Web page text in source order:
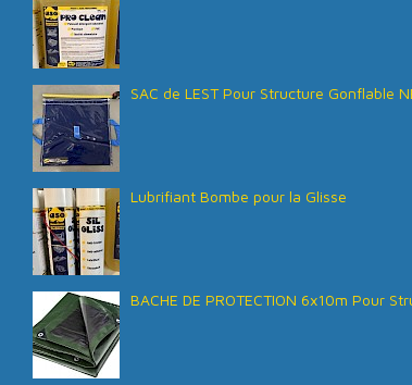
SAC de LEST Pour Structure Gonflable
Lubrifiant Bombe pour la Glisse
BACHE DE PROTECTION 6x10m Pour